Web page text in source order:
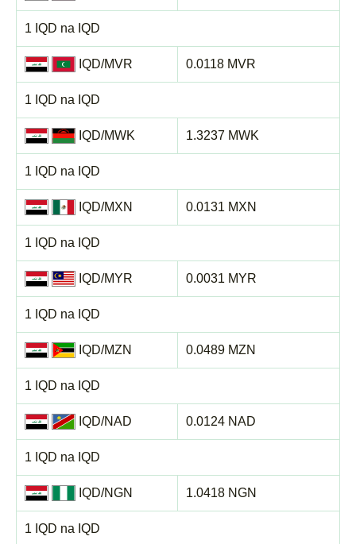
1 IQD na IQD
IQD/MVR
1 IQD na IQD
0.0118 MVR
IQD/MWK
1 IQD na IQD
1.3237 MWK
IQD/MXN
1 IQD na IQD
0.0131 MXN
IQD/MYR
1 IQD na IQD
0.0031 MYR
IQD/MZN
1 IQD na IQD
0.0489 MZN
IQD/NAD
1 IQD na IQD
0.0124 NAD
IQD/NGN
1 IQD na IQD
1.0418 NGN